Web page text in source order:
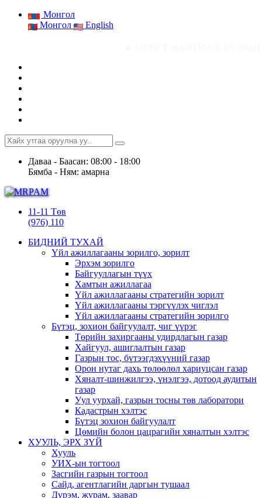
Монгол
Монгол
English
Даваа - Баасан: 08:00 - 18:00
Бямба - Ням: амарна
11-11 Төв
(976) 110
БИДНИЙ ТУХАЙ
Үйл ажиллагааны зорилго, зорилт
Эрхэм зорилго
Байгууллагын түүх
Хамтын ажиллагаа
Үйл ажиллагааны стратегийн зорилт
Үйл ажиллагааны тэргүүлэх чиглэл
Үйл ажиллагааны стратегийн зорилго
Бүтэц, зохион байгуулалт, чиг үүрэг
Төрийн захиргааны удирдлагын газар
Хайгуул, ашиглалтын газар
Газрын тос, бүтээгдэхүүний газар
Орон нутаг дахь төлөөлөл хариуцсан газар
Хяналт-шинжилгээ, үнэлгээ, дотоод аудитын
газар
Уул уурхай, газрын тосны төв лаборатори
Кадастрын хэлтэс
Бүтэц зохион байгуулалт
Цөмийн болон цацрагийн хяналтын хэлтэс
ХУУЛЬ, ЭРХ ЗҮЙ
Хууль
УИХ-ын тогтоол
Засгийн газрын тогтоол
Сайд, агентлагийн даргын тушаал
Дүрэм, журам, заавар